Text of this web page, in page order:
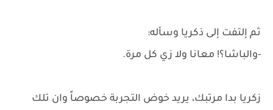
ثم إلتفت إلى ذكريا وسأله:
-والباشا؟! معانا ولا زي كل مرة.
زكريا بدا مرتبك، يريد خوض التجربة خصوصاً وان تلك